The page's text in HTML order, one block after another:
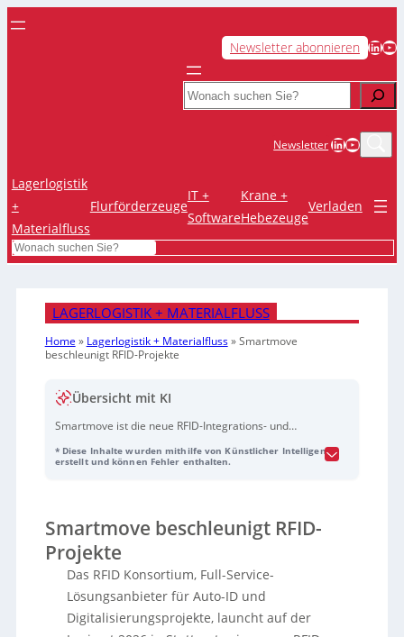
Newsletter abonnieren LinkedIn YouTube
Search
NewsletterLinkedIn
Lagerlogistik
+
Materialfluss
Flurförderzeuge
IT +
Software
Krane +
Hebezeuge
Verladen
Search
LAGERLOGISTIK + MATERIALFLUSS
Home » Lagerlogistik + Materialfluss»Smartmove
beschleunigt RFID-Projekte
Übersicht mit KI
Smartmove ist die neue RFID-Integrations- und
auf der LogiMAT 2026 vorgestellt wird. Sie wurde für
Management-Systemen. Die Plattform erfasst
Reader-Daten, filtert sie intelligent auf die
relevanten Informationen herunter und reduziert
damit Integrationsaufwand und Datenlast – neue
RFID-Anwendungen sollen so in bis zu zwei Tagen
angebunden werden können. Smartmove lässt sich
standalone oder als vernetztes System betreiben;
* Diese Inhalte wurden mithilfe von Künstlicher Intelligenz
erstellt und können Fehler enthalten.
Smartmove beschleunigt RFID-
Projekte
Das RFID Konsortium, Full-Service-
Lösungsanbieter für Auto-ID und
Digitalisierungsprojekte, launcht auf der